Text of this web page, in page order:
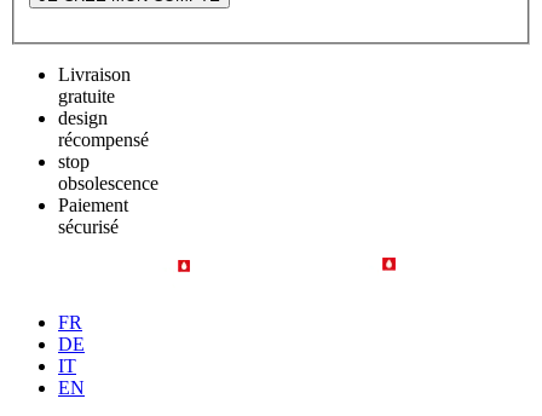
Livraison
gratuite
design
récompensé
stop
obsolescence
Paiement
sécurisé
FR
DE
IT
EN